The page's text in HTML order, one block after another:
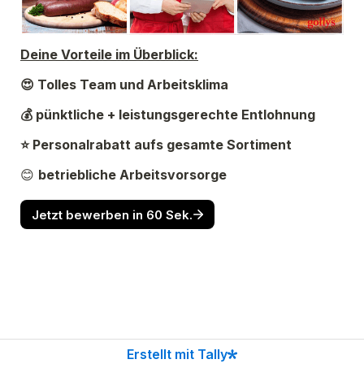
Deine Vorteile im Überblick:
😍 Tolles Team und Arbeitsklima
💰 pünktliche + leistungsgerechte Entlohnung
⭐ Personalrabatt aufs gesamte Sortiment
😊 betriebliche Arbeitsvorsorge
Jetzt bewerben in 60 Sek.
Erstellt mit Tally